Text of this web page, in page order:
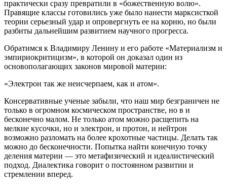
практически сразу превратили в «божественную волю».
Правящие классы готовились уже было нанести марксисткой
теории серьезный удар и опровергнуть ее на корню, но были
разбиты дальнейшим развитием научного прогресса.
Обратимся к Владимиру Ленину и его работе «Материализм и
эмпириокритицизм», в которой он доказал один из
основополагающих законов мировой материи:
«Электрон так же неисчерпаем, как и атом».
Консервативные ученые забыли, что наш мир безграничен не
только в огромном космическом пространстве, но в и
бесконечно малом. Не только атом можно расщепить на
мелкие кусочки, но и электрон, и протон, и нейтрон
возможно разломать на более крохотные частицы. Делать так
можно до бесконечности. Попытка найти конечную точку
деления материи — это метафизический и идеалистический
подход. Диалектика говорит о постоянном развитии и
стремлении вперед.